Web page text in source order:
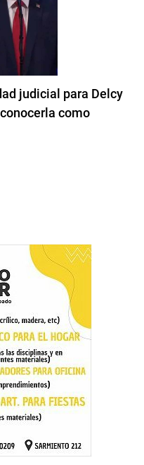
judicial para Delcy
como